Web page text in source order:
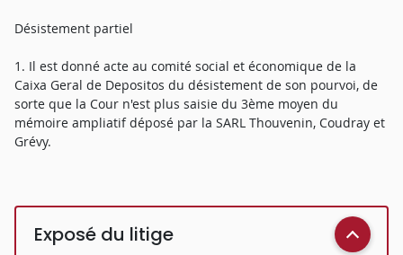
Désistement partiel
1. Il est donné acte au comité social et économique de la
Caixa Geral de Depositos du désistement de son pourvoi, de
sorte que la Cour n'est plus saisie du 3ème moyen du
mémoire ampliatif déposé par la SARL Thouvenin, Coudray et
Grévy.
Exposé du litige